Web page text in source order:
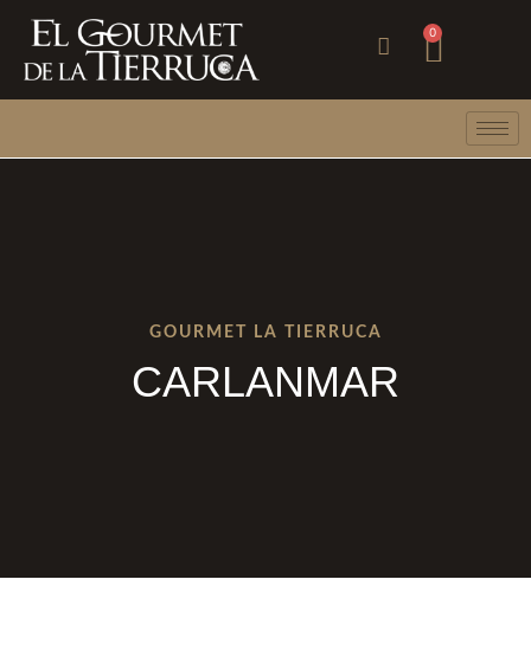
contenido
0
GOURMET LA TIERRUCA
CARLANMAR